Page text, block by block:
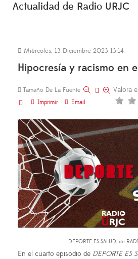
Actualidad de Radio URJC
Miércoles, 13 Diciembre 2023 13:14
Hipocresía y racismo en
Tamaño De La Fuente
Imprimir
Email
Valora
DEPORTE ES SALUD, de
En el cuarto episodio de DEPORTE ES